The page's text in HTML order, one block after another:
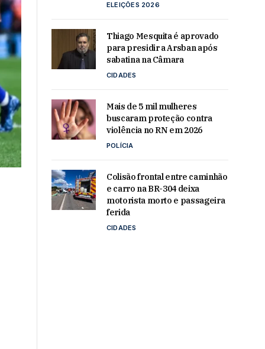
ELEIÇÕES 2026
Thiago Mesquita é aprovado
para presidir a Arsban após
sabatina na Câmara
CIDADES
Mais de 5 mil mulheres
buscaram proteção contra
violência no RN em 2026
POLÍCIA
Colisão frontal entre caminhão
e carro na BR-304 deixa
motorista morto e passageira
ferida
CIDADES